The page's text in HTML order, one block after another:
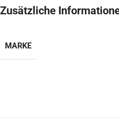
Zusätzliche
MARKE